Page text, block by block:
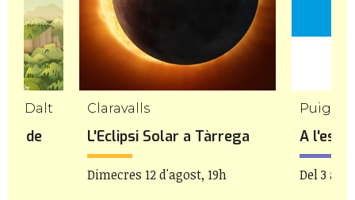
de Dalt
de
Claravalls
L'Eclipsi Solar a Tàrrega
Dimecres 12 d'agost, 19h
A
Del 3 al